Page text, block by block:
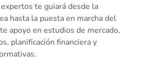
te guiará desde la
hasta la puesta en marcha del
apoyo en estudios de mercado,
planificación financiera y